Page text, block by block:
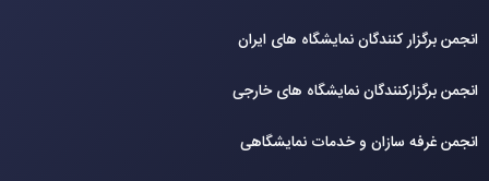
انجمن برگزار کنندگان نمایشگاه های ایران
انجمن برگزارکنندگان نمایشگاه های خارجی
انجمن غرفه سازان و خدمات نمایشگاهی